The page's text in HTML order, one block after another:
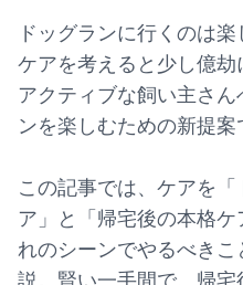
ドッグランに行くのは
ケアを考えると少し億
アクティブな飼い主さ
ンを楽しむための新提案
この記事では、ケアを
ア」と「帰宅後の本格
れのシーンでやるべき
説。賢い一手間で、帰